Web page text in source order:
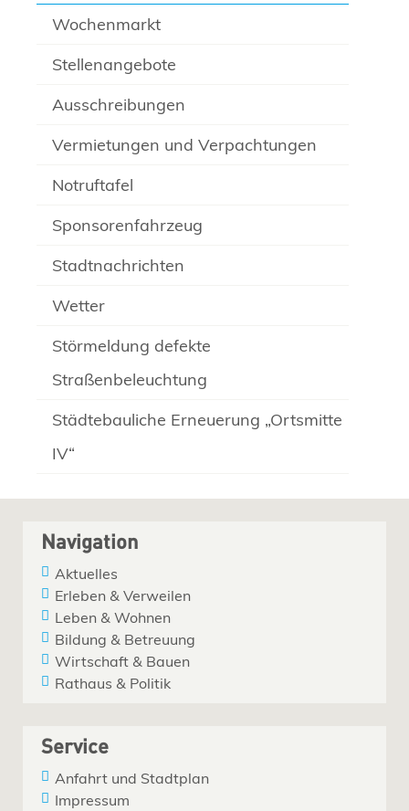
Wochenmarkt
Stellenangebote
Ausschreibungen
Vermietungen und Verpachtungen
Notruftafel
Sponsorenfahrzeug
Stadtnachrichten
Wetter
Störmeldung defekte
Straßenbeleuchtung
Städtebauliche Erneuerung „Ortsmitte
IV“
Navigation
Aktuelles
Erleben & Verweilen
Leben & Wohnen
Bildung & Betreuung
Wirtschaft & Bauen
Rathaus & Politik
Service
Anfahrt und Stadtplan
Impressum